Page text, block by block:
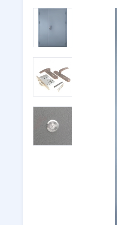
Двери с ковкой
Двери со стеклом
Двустворчатые двери